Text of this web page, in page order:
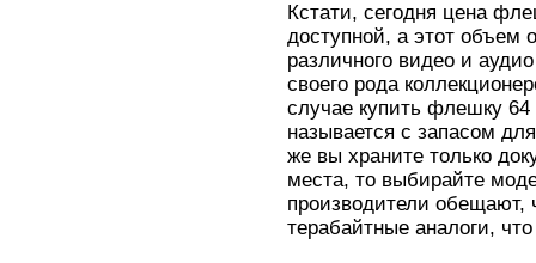
Кстати, сегодня цена
доступной, а этот объем
различного видео и
своего рода
случае купить флешку 64
называется с запасом
же вы храните только
места, то выбирайте
производители обещают,
терабайтные аналоги,